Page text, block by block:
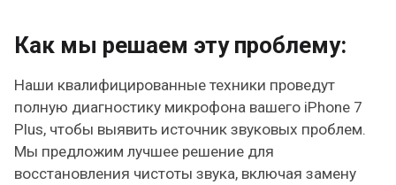
Как мы решаем эту проблему:
Наши квалифицированные техники проведут
полную диагностику микрофона вашего iPhone 7
Plus, чтобы выявить источник звуковых проблем.
Мы предложим лучшее решение для
восстановления чистоты звука, включая замену